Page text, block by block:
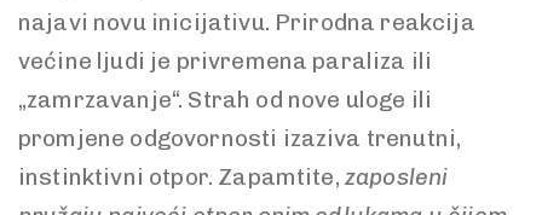
najavi novu inicijativu. Prirodna reakcija
većine ljudi je privremena paraliza ili
„zamrzavanje“. Strah od nove uloge ili
promjene odgovornosti izaziva trenutni,
instinktivni otpor. Zapamtite, zaposleni